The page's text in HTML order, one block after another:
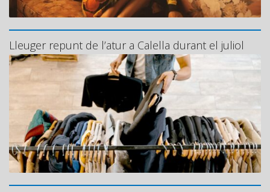
Lleuger repunt de l’atur a Calella durant el juliol